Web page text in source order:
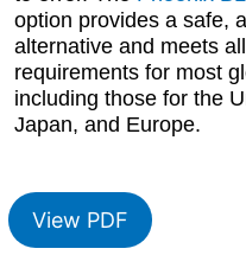
option provides a safe,
alternative and meets
requirements for most
including those for the
Japan, and Europe.
View PDF